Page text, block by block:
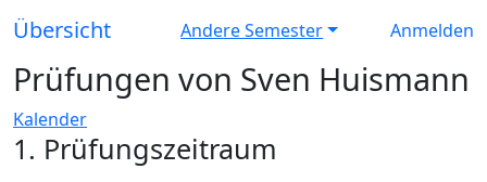
Übersicht Andere Semester Anmelden
Prüfungen von Sven Huismann
Kalender
1. Prüfungszeitraum